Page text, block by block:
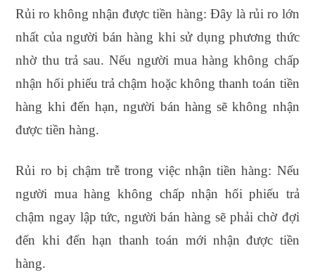
Rủi ro không nhận được tiền hàng: Đây là rủi ro lớn
nhất của người bán hàng khi sử dụng phương thức
nhờ thu trả sau. Nếu người mua hàng không chấp
nhận hối phiếu trả chậm hoặc không thanh toán tiền
hàng khi đến hạn, người bán hàng sẽ không nhận
được tiền hàng.
Rủi ro bị chậm trễ trong việc nhận tiền hàng: Nếu
người mua hàng không chấp nhận hối phiếu trả
chậm ngay lập tức, người bán hàng sẽ phải chờ đợi
đến khi đến hạn thanh toán mới nhận được tiền
hàng.